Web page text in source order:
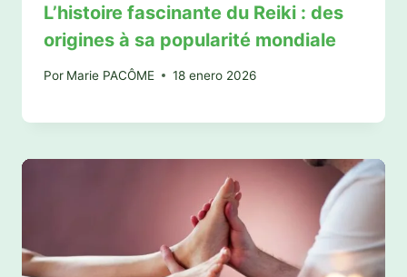
L’histoire fascinante du Reiki : des
origines à sa popularité mondiale
Por Marie PACÔME 18 enero 2026